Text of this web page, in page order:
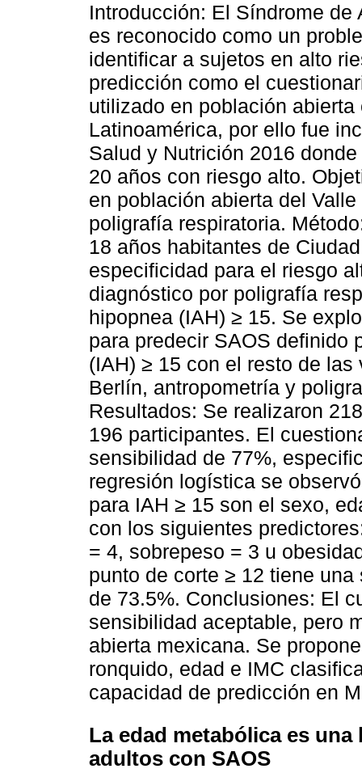
Introducción: El Síndrome
es reconocido como un
identificar a sujetos en alto
predicción como el
utilizado en población
Latinoamérica, por ello fue
Salud y Nutrición 2016
20 años con riesgo alto.
en población abierta del
poligrafía respiratoria.
18 años habitantes de
especificidad para el riesgo
diagnóstico por poligrafía
hipopnea (IAH) ≥ 15. Se
para predecir SAOS definido
(IAH) ≥ 15 con el resto de
Berlín, antropometría y
Resultados: Se realizaron
196 participantes. El
sensibilidad de 77%,
regresión logística se
para IAH ≥ 15 son el sexo,
con los siguientes
= 4, sobrepeso = 3 u
punto de corte ≥ 12 tiene
de 73.5%. Conclusiones: El
sensibilidad aceptable, pero
abierta mexicana. Se
ronquido, edad e IMC
capacidad de predicción en
La edad metabólica es
adultos con SAOS